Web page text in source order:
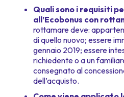
Quali sono i requisiti
all’Ecobonus con
rottamare deve:
di quello nuovo; essere
gennaio 2019; essere
richiedente o a un
consegnato al
dell’acquisto.